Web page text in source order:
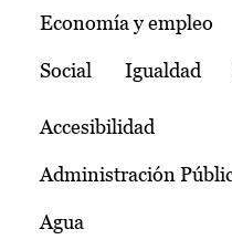
Temas
Economía y empleo
Social Igualdad
Accesibilidad
Administración
Agua